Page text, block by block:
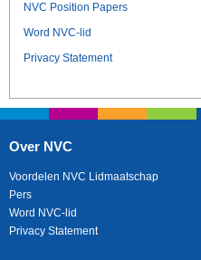
NVC Position Papers
Word NVC-lid
Privacy Statement
Over NVC
Voordelen NVC Lidmaatschap
Pers
Word NVC-lid
Privacy Statement